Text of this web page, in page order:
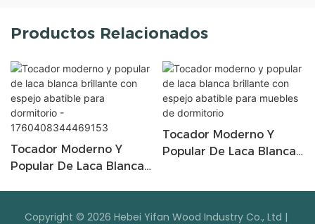
Productos Relacionados
Tocador Moderno Y
Popular De Laca Blanca
Dormitorio -
Tocador Moderno Y
Popular De Laca Blanca
Copyright © 2026 Hebei Yifan Wood Industry Co., Ltd |